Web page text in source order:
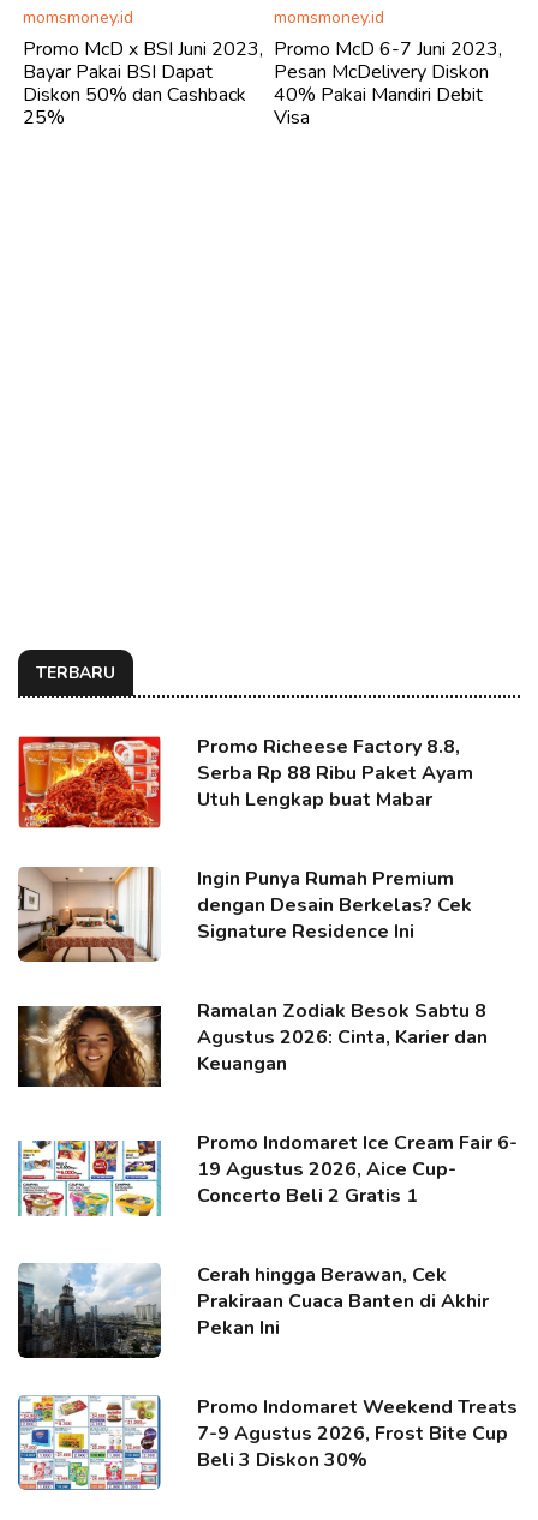
momsmoney.id
Promo McD x BSI Juni 2023,
Bayar Pakai BSI Dapat
Diskon 50% dan Cashback
25%
momsmoney.id
Promo McD 6-7 Juni 2023,
Pesan McDelivery Diskon
40% Pakai Mandiri Debit
Visa
TERBARU
Promo Richeese Factory 8.8,
Serba Rp 88 Ribu Paket Ayam
Utuh Lengkap buat Mabar
Ingin Punya Rumah Premium
dengan Desain Berkelas? Cek
Signature Residence Ini
Ramalan Zodiak Besok Sabtu 8
Agustus 2026: Cinta, Karier dan
Keuangan
Promo Indomaret Ice Cream Fair 6-
19 Agustus 2026, Aice Cup-
Concerto Beli 2 Gratis 1
Cerah hingga Berawan, Cek
Prakiraan Cuaca Banten di Akhir
Pekan Ini
Promo Indomaret Weekend Treats
7-9 Agustus 2026, Frost Bite Cup
Beli 3 Diskon 30%